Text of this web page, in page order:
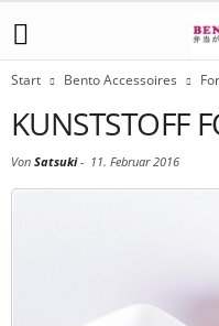
Start Bento Accessoires
KUNSTSTOFF
Von Satsuki- 11. Februar 2016